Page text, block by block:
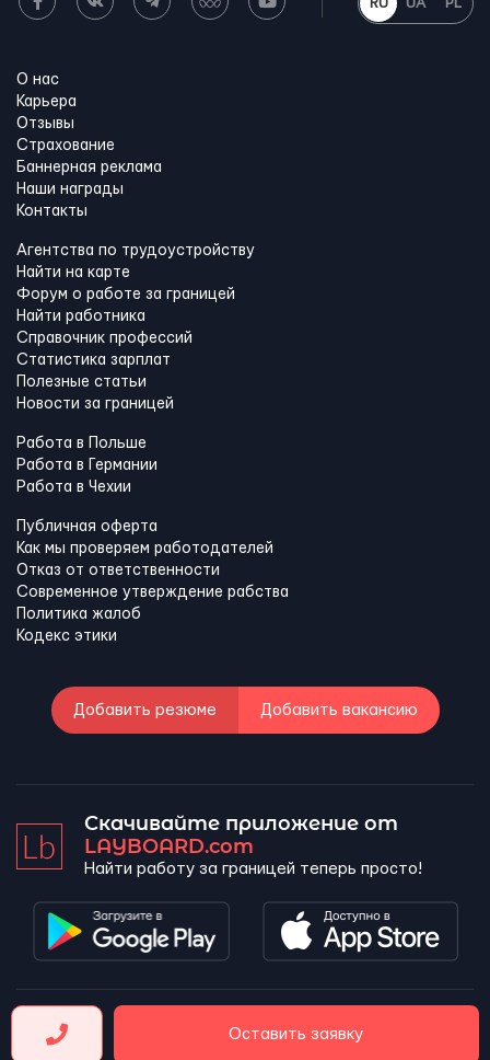
Оставить заявку
RU UA PL
О нас
Карьера
Отзывы
Страхование
Баннерная реклама
Наши награды
Контакты
Агентства по трудоустройству
Найти на карте
Форум о работе за границей
Найти работника
Справочник профессий
Статистика зарплат
Полезные статьи
Новости за границей
Работа в Польше
Работа в Германии
Работа в Чехии
Публичная оферта
Как мы проверяем работодателей
Отказ от ответственности
Современное утверждение рабства
Политика жалоб
Кодекс этики
Добавить резюме Добавить вакансию
Скачивайте приложение от
LAYBOARD.com
Найти работу за границей теперь просто!
LAYBOARD, SL Copyright 2026 ©